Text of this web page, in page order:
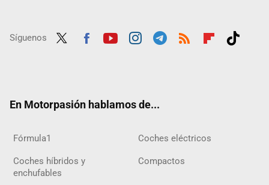
Síguenos
En Motorpasión hablamos de...
Fórmula1 Coches eléctricos
Coches híbridos y
enchufables
Compactos